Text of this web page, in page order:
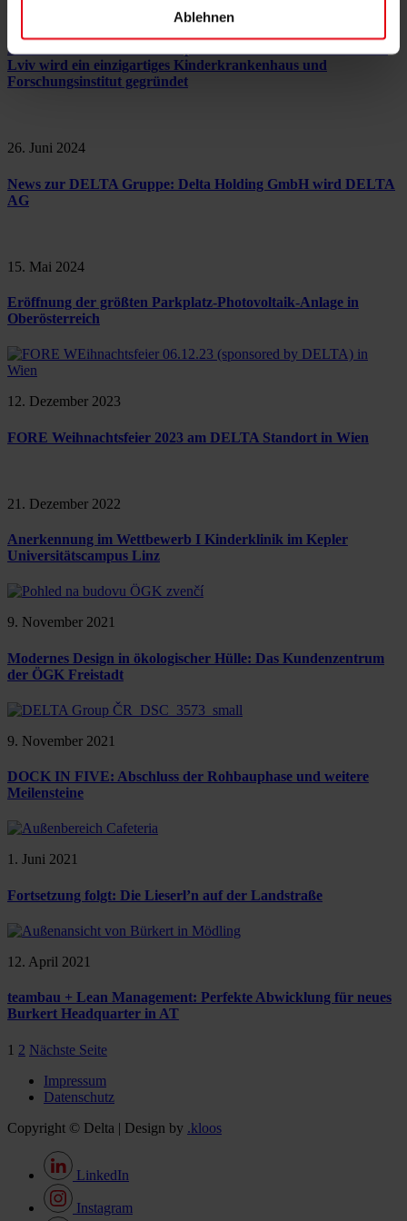
Ablehnen
DELTA Ukraine tritt der Hope Charitable Foundation bei: In
Lviv wird ein einzigartiges Kinderkrankenhaus und
Forschungsinstitut gegründet
26. Juni 2024
News zur DELTA Gruppe: Delta Holding GmbH wird DELTA
AG
15. Mai 2024
Eröffnung der größten Parkplatz-Photovoltaik-Anlage in
Oberösterreich
12. Dezember 2023
FORE Weihnachtsfeier 2023 am DELTA Standort in Wien
21. Dezember 2022
Anerkennung im Wettbewerb I Kinderklinik im Kepler
Universitätscampus Linz
9. November 2021
Modernes Design in ökologischer Hülle: Das Kundenzentrum
der ÖGK Freistadt
9. November 2021
DOCK IN FIVE: Abschluss der Rohbauphase und weitere
Meilensteine
1. Juni 2021
Fortsetzung folgt: Die Lieserl’n auf der Landstraße
12. April 2021
teambau + Lean Management: Perfekte Abwicklung für neues
Burkert Headquarter in AT
1 2 Nächste Seite
Impressum
Datenschutz
Copyright © Delta | Design by .kloos
LinkedIn
Instagram